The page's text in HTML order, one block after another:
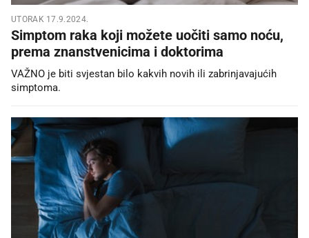
UTORAK 17.9.2024.
Simptom raka koji možete uočiti samo noću,
prema znanstvenicima i doktorima
VAŽNO je biti svjestan bilo kakvih novih ili zabrinjavajućih
simptoma.